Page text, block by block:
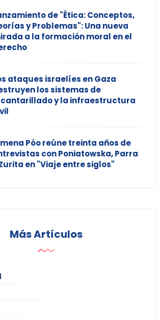
de "Ética: Conceptos,
y Problemas": Una nueva
a la formación moral en el
ataques israelíes en Gaza
los sistemas de
y la infraestructura
Póo reúne treinta años de
con Poniatowska, Parra
en "Viaje entre siglos"
Más Artículos